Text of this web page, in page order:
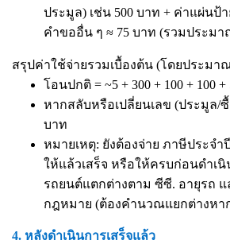
ประมูล) เช่น 500 บาท + ค่าแผ่นป้
คำขออื่น ๆ ≈ 75 บาท (รวมประมา
สรุปค่าใช้จ่ายรวมเบื้องต้น (โดยประมา
โอนปกติ = ~5 + 300 + 100 + 100 +
หากสลับหรือเปลี่ยนเลข (ประมูล/ซื้
บาท
หมายเหตุ: ยังต้องจ่าย ภาษีประจำ
ให้แล้วเสร็จ หรือให้ครบก่อนดำเ
รถยนต์แตกต่างตาม ซีซี. อายุรถ แ
กฎหมาย (ต้องคำนวณแยกต่างหา
4. หลังดำเนินการเสร็จแล้ว